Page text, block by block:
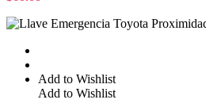
Add to Wishlist
Add to Wishlist